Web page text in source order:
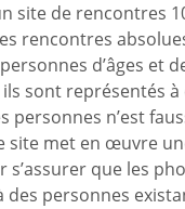
site de rencontres
rencontres
d’âges et
sont représentés à
personnes n’est
site met en œuvre
s’assurer que les
personnes